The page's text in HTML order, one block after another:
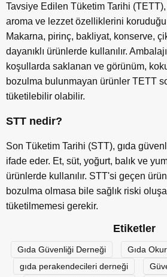
Tavsiye Edilen Tüketim Tarihi
aroma ve lezzet özelliklerini
Makarna, pirinç, bakliyat, konserve,
dayanıklı ürünlerde kullanılır.
koşullarda saklanan ve görünüm,
bozulma bulunmayan ürünler TETT
tüketilebilir olabilir.
STT nedir?
Son Tüketim Tarihi (STT), gıda
ifade eder. Et, süt, yoğurt, balık ve
ürünlerde kullanılır. STT'si geçen
bozulma olmasa bile sağlık riski
tüketilmemesi gerekir.
Etiketler
Gıda Güvenliği Derneği
Gıda
gıda perakendecileri derneği